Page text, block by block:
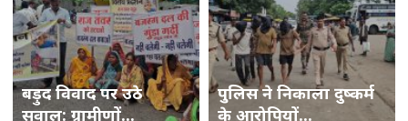
बड़ुद विवाद पर उठे
सवाल: ग्रामीणों...
पुलिस ने निकाला दुष्कर्म
के आरोपियों...